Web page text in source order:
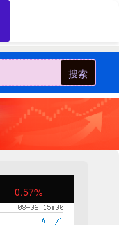
搜索
0.57%